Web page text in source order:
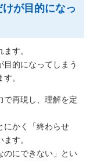
が目的になっ
す。
的になってしまう
。
で再現し、理解を定
にかく「終わらせ
す。
のにできない」とい